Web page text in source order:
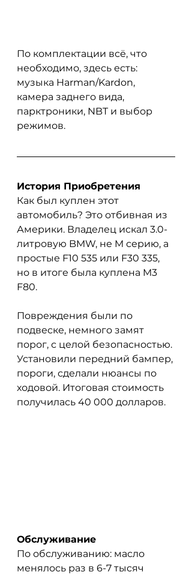
По комплектации всё, что
необходимо, здесь есть:
музыка Harman/Kardon,
камера заднего вида,
парктроники, NBT и выбор
режимов.
История Приобретения
Как был куплен этот
автомобиль? Это отбивная из
Америки. Владелец искал 3.0-
литровую BMW, не M серию, а
простые F10 535 или F30 335,
но в итоге была куплена M3
F80.
Повреждения были по
подвеске, немного замят
порог, с целой безопасностью.
Установили передний бампер,
пороги, сделали нюансы по
ходовой. Итоговая стоимость
получилась 40 000 долларов.
Обслуживание
По обслуживанию: масло
менялось раз в 6-7 тысяч